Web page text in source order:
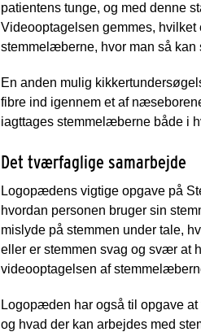
patientens tunge, og med denne
Videooptagelsen gemmes,
stemmelæberne, hvor man så kan
En anden mulig
fibre ind igennem et af
iagttages stemmelæberne både i
Det tværfaglige samarbejde
Logopædens vigtige opgave på
hvordan personen bruger sin
mislyde på stemmen under tale,
eller er stemmen svag og svær at
videooptagelsen af
Logopæden har også til opgave
og hvad der kan arbejdes med